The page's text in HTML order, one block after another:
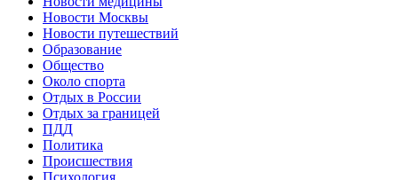
Новости Москвы
Новости путешествий
Образование
Общество
Около спорта
Отдых в России
Отдых за границей
ПДД
Политика
Происшествия